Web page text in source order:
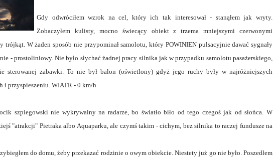
Gdy odwróciłem wzrok na cel, który ich tak interesował - stanąłem jak wryty.
Zobaczyłem kulisty, mocno świecący obiekt z trzema mniejszymi czerwonymi
trójkąt. W żaden sposób nie przypominał samolotu, który POWINIEN pulsacyjnie dawać sygnały
- prostoliniowy. Nie było słychać żadnej pracy silnika jak w przypadku samolotu pasażerskiego,
sterowanej zabawki. To nie był balon (oświetlony) gdyż jego ruchy były w najróżniejszych
i przyspieszeniu. WIATR - 0 km/h.
szpiegowski nie wykrywalny na radarze, bo światło biło od tego czegoś jak od słońca. W
"atrakcji" Pietraka albo Aquaparku, ale czymś takim - cichym, bez silnika to raczej fundusze na
do domu, żeby przekazać rodzinie o owym obiekcie. Niestety już go nie było. Poszedłem